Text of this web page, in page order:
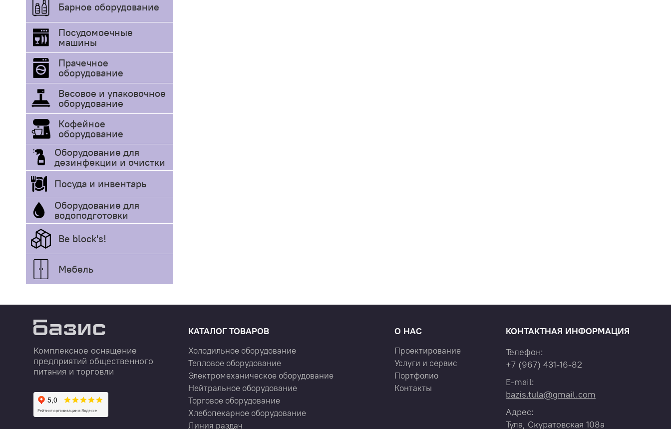
Барное оборудование
Посудомоечные
машины
Прачечное
оборудование
Весовое и упаковочное
оборудование
Кофейное
оборудование
Оборудование для
дезинфекции и очистки
Посуда и инвентарь
Оборудование для
водоподготовки
Be block's!
Мебель
Комплексное оснащение
предприятий общественного
питания и торговли
КАТАЛОГ ТОВАРОВ
Холодильное оборудование
Тепловое оборудование
Электромеханическое оборудование
Нейтральное оборудование
Торговое оборудование
Хлебопекарное оборудование
Линия раздач
О НАС
Проектирование
Услуги и сервис
Портфолио
Контакты
КОНТАКТНАЯ ИНФОРМАЦИЯ
Телефон:
+7 (967) 431-16-82
E-mail:
bazis.tula@gmail.com
Адрес:
Тула, Скуратовская 108а